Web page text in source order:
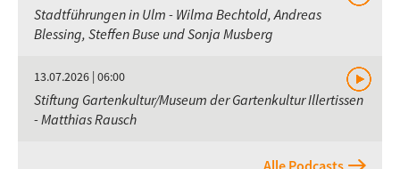
Stadtführungen in Ulm - Wilma Bechtold, Andreas
Blessing, Steffen Buse und Sonja Musberg
13.07.2026 | 06:00
Stiftung Gartenkultur/Museum der Gartenkultur Illertissen
- Matthias Rausch
Alle Podcasts